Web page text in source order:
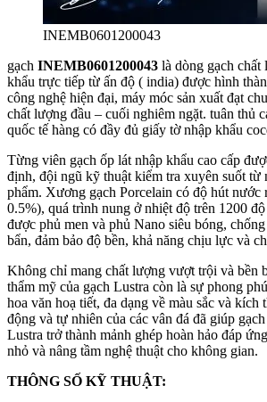
INEMB0601200043
gạch INEMB0601200043 là dòng gạch chất
khẩu trực tiếp từ ấn độ ( india) được hình
công nghệ hiện đại, máy móc sản xuất đạt
chất lượng đầu – cuối nghiêm ngặt. tuân thủ
quốc tế hàng có đầy đủ giấy tờ nhập khẩu
Từng viên gạch ốp lát nhập khẩu cao cấp
định, đội ngũ kỹ thuật kiểm tra xuyên suốt từ
phẩm. Xương gạch Porcelain có độ hút nước
0.5%), quá trình nung ở nhiệt độ trên 1200
được phủ men và phủ Nano siêu bóng,
bẩn, đảm bảo độ bền, khả năng chịu lực và
Không chỉ mang chất lượng vượt trội và bền
thẩm mỹ của gạch Lustra còn là sự phong
hoa văn hoạ tiết, đa dạng về màu sắc và kích
động và tự nhiên của các vân đá đã giúp
Lustra trở thành mảnh ghép hoàn hảo đáp
nhỏ và nâng tầm nghệ thuật cho không gian.
THÔNG SỐ KỸ THUẬT: